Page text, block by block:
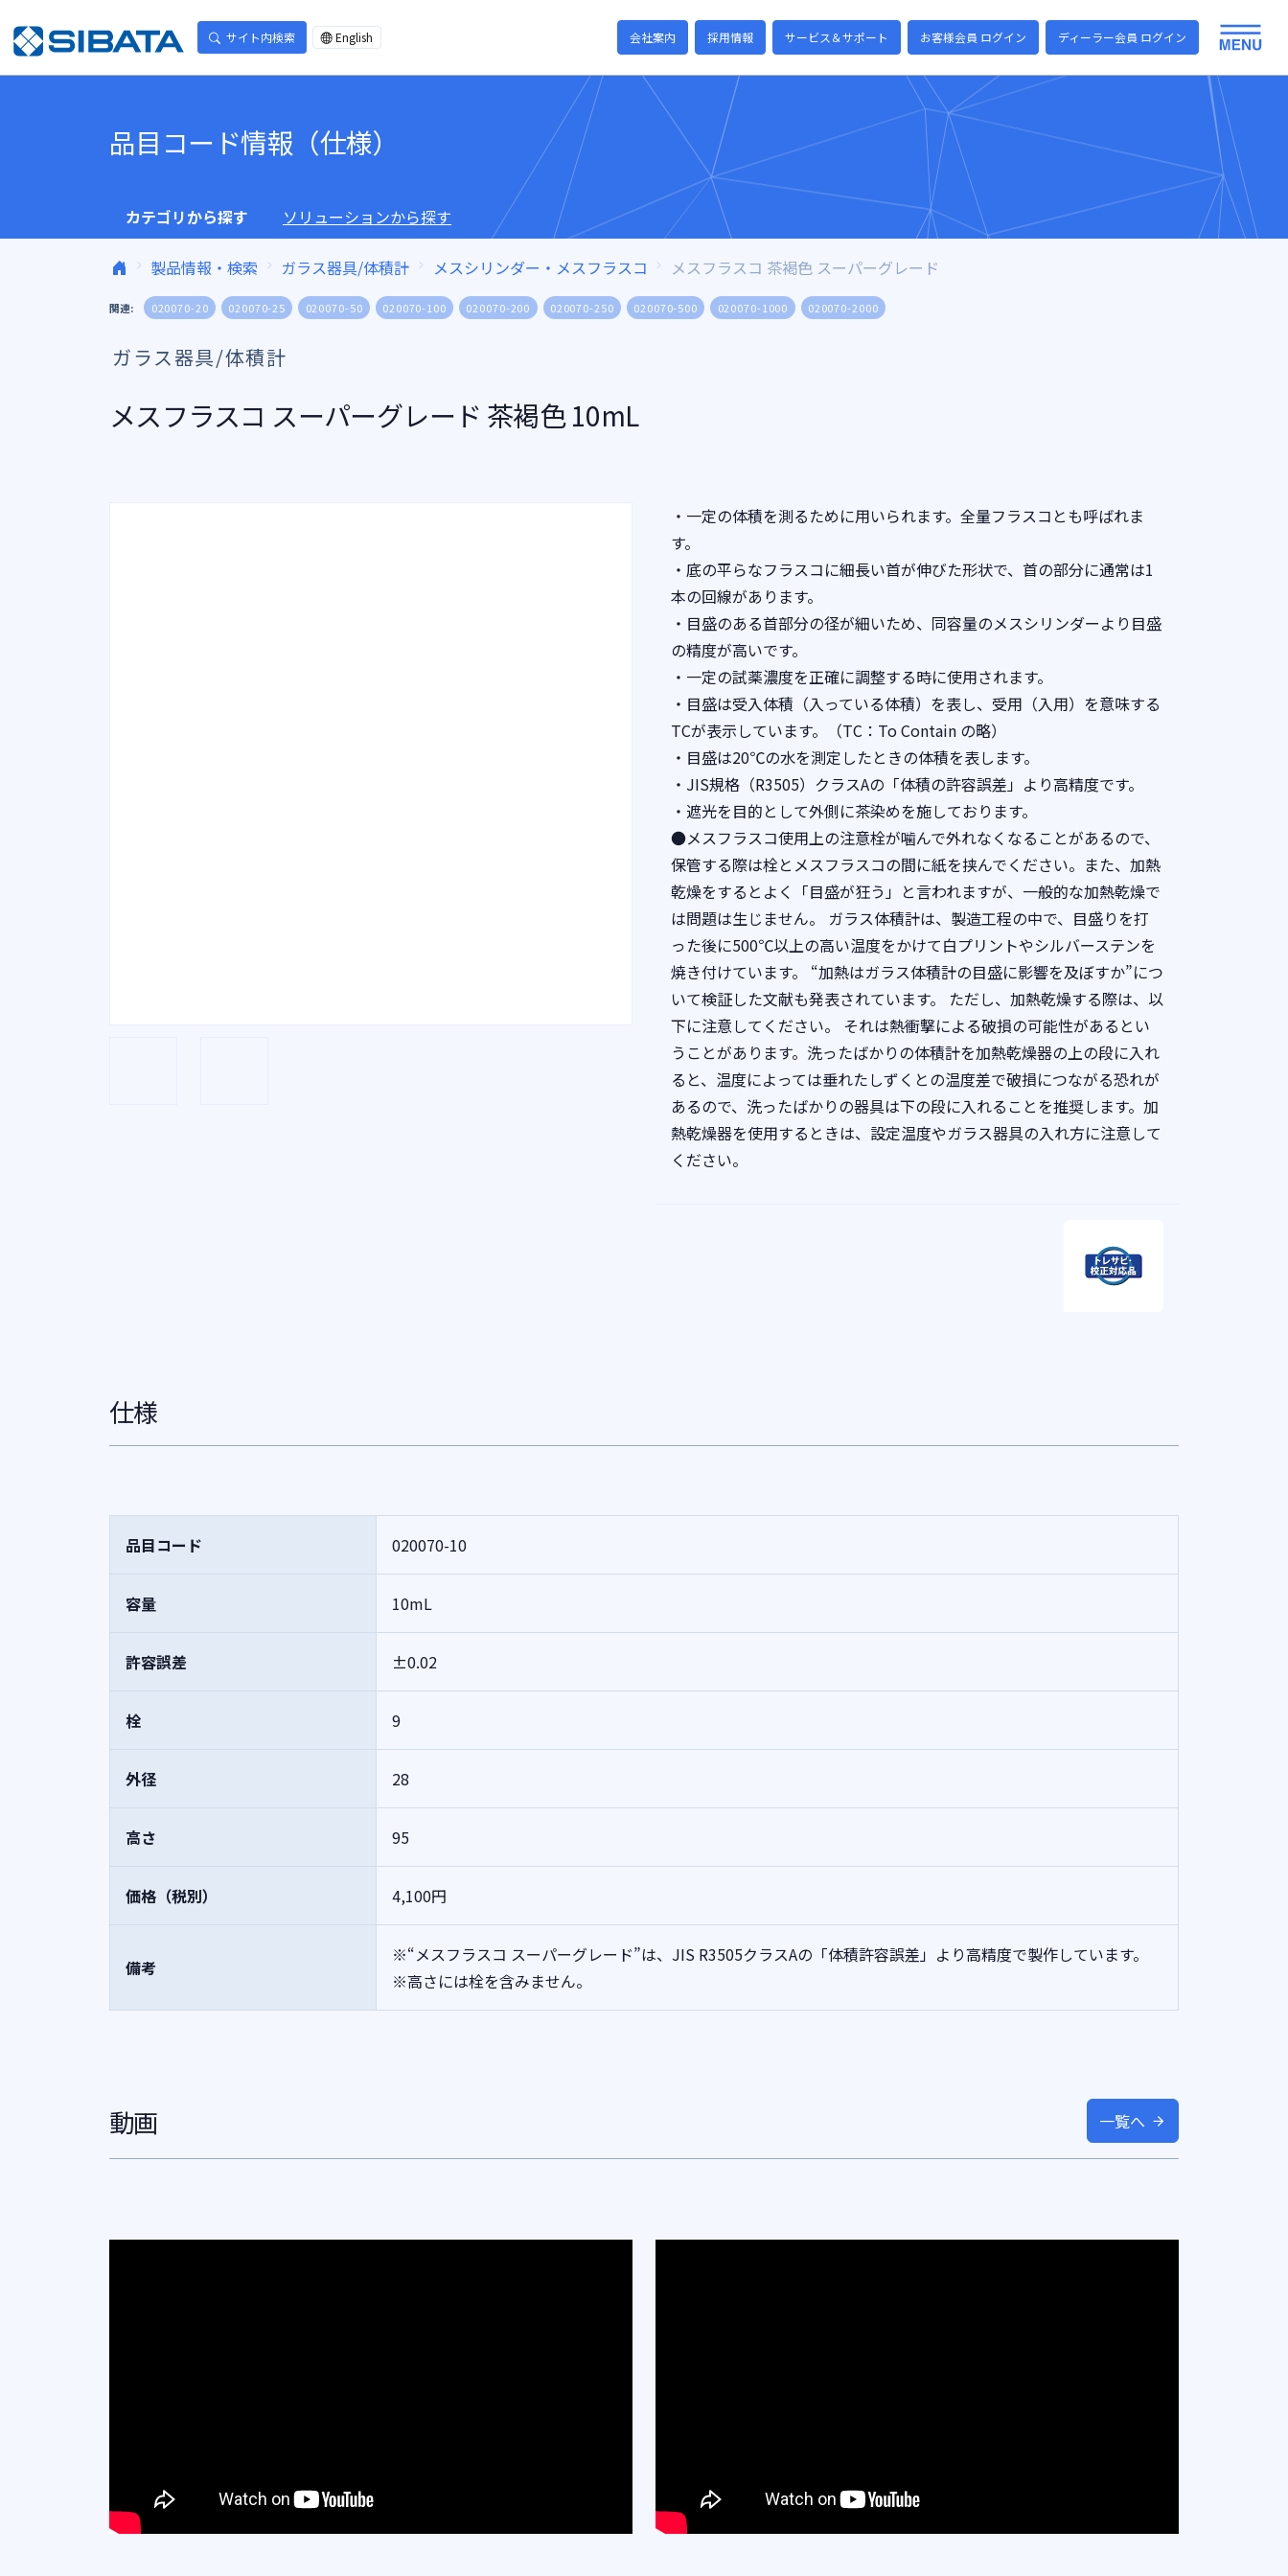
サイト内検索 English 会社案内 採用情報 サービス＆サポート お客様会員 ログイン ディーラー会員 ログイン
品目コード情報（仕様）
カテゴリから探す ソリューションから探す
製品情報・検索 ガラス器具/体積計 メスシリンダー・メスフラスコ メスフラスコ 茶褐色 スーパーグレード
関連: 020070-20 020070-25 020070-50 020070-100 020070-200 020070-250 020070-500 020070-1000 020070-2000
ガラス器具/体積計
メスフラスコ スーパーグレード 茶褐色 10mL
・一定の体積を測るために用いられます。全量フラスコとも呼ばれま
す。
・底の平らなフラスコに細長い首が伸びた形状で、首の部分に通常は1
本の回線があります。
・目盛のある首部分の径が細いため、同容量のメスシリンダーより目盛
の精度が高いです。
・一定の試薬濃度を正確に調整する時に使用されます。
・目盛は受入体積（入っている体積）を表し、受用（入用）を意味する
TCが表示しています。（TC：To Contain の略）
・目盛は20℃の水を測定したときの体積を表します。
・JIS規格（R3505）クラスAの「体積の許容誤差」より高精度です。
・遮光を目的として外側に茶染めを施しております。
●メスフラスコ使用上の注意栓が噛んで外れなくなることがあるので、
保管する際は栓とメスフラスコの間に紙を挟んでください。また、加熱
乾燥をするとよく「目盛が狂う」と言われますが、一般的な加熱乾燥で
は問題は生じません。 ガラス体積計は、製造工程の中で、目盛りを打
った後に500℃以上の高い温度をかけて白プリントやシルバーステンを
焼き付けています。 “加熱はガラス体積計の目盛に影響を及ぼすか”につ
いて検証した文献も発表されています。 ただし、加熱乾燥する際は、以
下に注意してください。 それは熱衝撃による破損の可能性があるとい
うことがあります。洗ったばかりの体積計を加熱乾燥器の上の段に入れ
ると、温度によっては垂れたしずくとの温度差で破損につながる恐れが
あるので、洗ったばかりの器具は下の段に入れることを推奨します。加
熱乾燥器を使用するときは、設定温度やガラス器具の入れ方に注意して
ください。
仕様
品目コード 020070-10
容量 10mL
許容誤差 ±0.02
栓 9
外径 28
高さ 95
価格（税別） 4,100円
備考
※“メスフラスコ スーパーグレード”は、JIS R3505クラスAの「体積許容誤差」より高精度で製作しています。
※高さには栓を含みません。
動画 一覧へ